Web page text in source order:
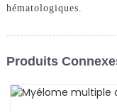
hématologiques.
Produits